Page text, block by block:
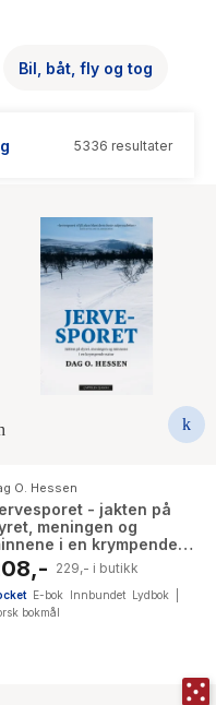
Bil, båt, fly og tog
5336 resultater
O. Hessen
- jakten på
meningen og
i en krympende
229,- i butikk
E-bok Innbundet Lydbok
bokmål